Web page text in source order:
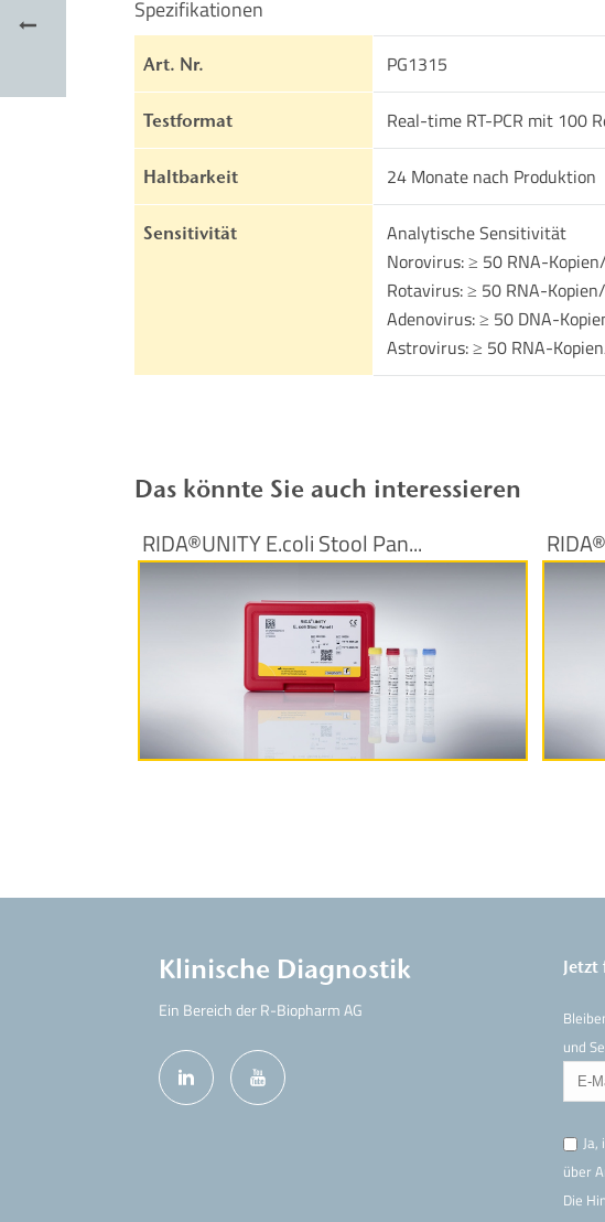
Spezifikationen
Art. Nr. PG1315
Testformat Real-time RT-PCR mit 100
Haltbarkeit 24 Monate nach Produktion
Sensitivität
Analytische Sensitivität
Norovirus: ≥ 50 RNA-
Rotavirus: ≥ 50 RNA-
Adenovirus: ≥ 50 DNA-
Astrovirus: ≥ 50 RNA-
Das könnte Sie auch interessieren
RIDA®UNITY E.coli Stool Pan...
Produktinformationen
Klinische Diagnostik
Ein Bereich der R-Biopharm AG
Jetzt
und
Ja,
über
Die